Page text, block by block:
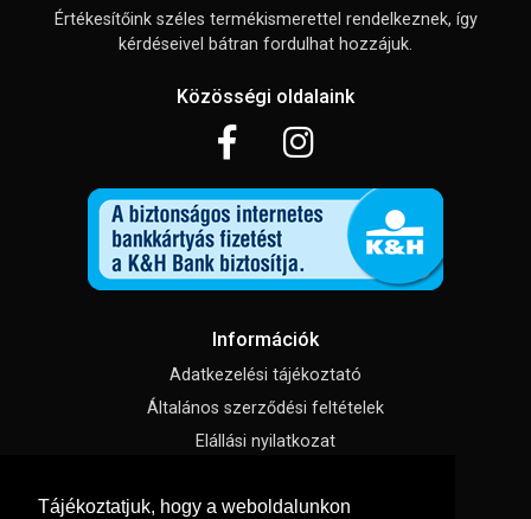
Tájékoztatjuk, hogy a weboldalunkon
Értékesítőink széles termékismerettel rendelkeznek, így
kérdéseivel bátran fordulhat hozzájuk.
Közösségi oldalaink
Információk
Adatkezelési tájékoztató
Általános szerződési feltételek
Elállási nyilatkozat
Süti beállítások